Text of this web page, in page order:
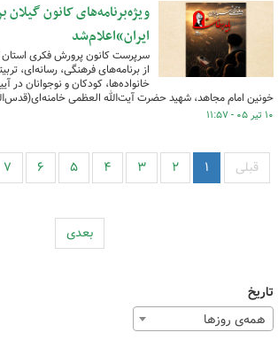
ویژه‌برنامه‌های کانون
ایران»اعلام‌شد
سرپرست کانون پرورش فکری استان
از برنامه‌های فرهنگی، رسانه‌ای،
خانواده‌ها، کودکان و نوجوانان
خونین امام مجاهد، شهید حضرت آیت‌الله العظمی
۱۰ تیر ۰۵ - ۱۱:۵۷
قبلی ۱ ۲ ۳ ۴ ۵ ۶ ۷
بعدی
تاریخ
همه‌ی روزها